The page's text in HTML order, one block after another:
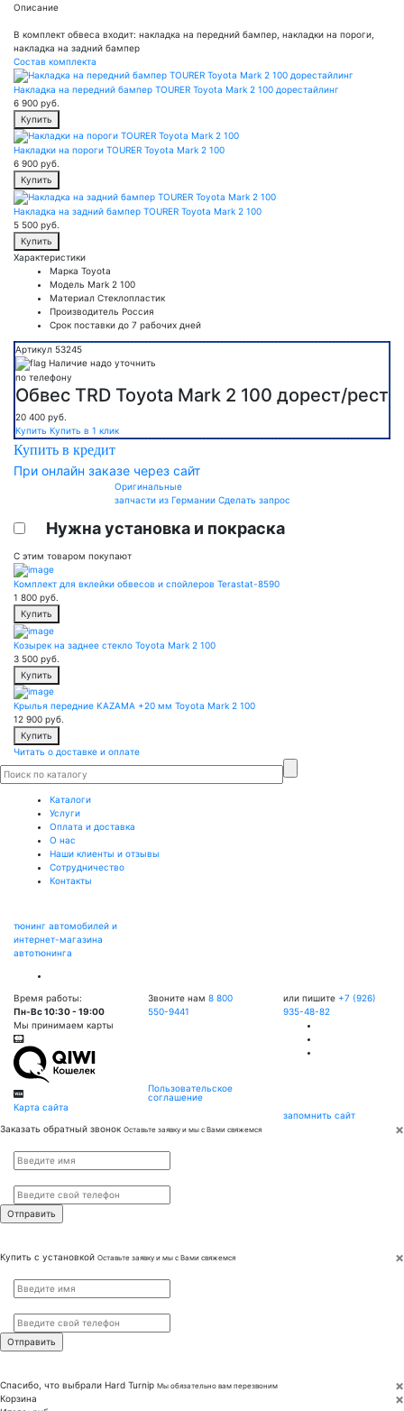
Описание
В комплект обвеса входит: накладка на передний бампер, накладки на пороги,
накладка на задний бампер
Состав комплекта
Накладка на передний бампер TOURER Toyota Mark 2 100 дорестайлинг
6 900 руб.
Купить
Накладки на пороги TOURER Toyota Mark 2 100
6 900 руб.
Купить
Накладка на задний бампер TOURER Toyota Mark 2 100
5 500 руб.
Купить
Характеристики
Марка Toyota
Модель Mark 2 100
Материал Стеклопластик
Производитель Россия
Срок поставки до 7 рабочих дней
Артикул 53245
Наличие надо уточнить
по телефону
Обвес TRD Toyota Mark 2 100 дорест/рест
20 400 руб.
Купить Купить в 1 клик
Купить в кредит
При онлайн заказе через сайт
Оригинальные
запчасти из Германии Сделать запрос
Нужна установка и покраска
С этим товаром покупают
Комплект для вклейки обвесов и спойлеров Terastat-8590
1 800 руб.
Купить
Козырек на заднее стекло Toyota Mark 2 100
3 500 руб.
Купить
Крылья передние KAZAMA +20 мм Toyota Mark 2 100
12 900 руб.
Купить
Читать о доставке и оплате
Каталоги
Услуги
Оплата и доставка
О нас
Наши клиенты и отзывы
Сотрудничество
Контакты
тюнинг автомобилей и
интернет-магазина
автотюнинга
Время работы:
Пн-Вс 10:30 - 19:00
Мы принимаем карты
Карта сайта
Звоните нам 8 800
550-9441
Пользовательское
соглашение
или пишите +7 (926)
935-48-82
запомнить сайт
×
Заказать обратный звонок Оставьте заявку и мы с Вами свяжемся
×
Купить с установкой Оставьте заявку и мы с Вами свяжемся
×
Спасибо, что выбрали Hard Turnip Мы обязательно вам перезвоним
×
Корзина